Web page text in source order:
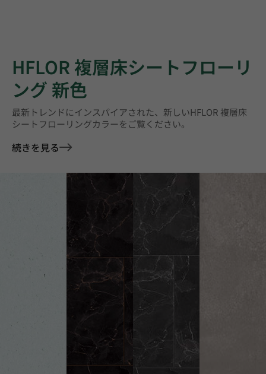
HFLOR 複層床シートフローリ
ング 新色
最新トレンドにインスパイアされた、新しいHFLOR 複層床
シートフローリングカラーをご覧ください。
続きを見る